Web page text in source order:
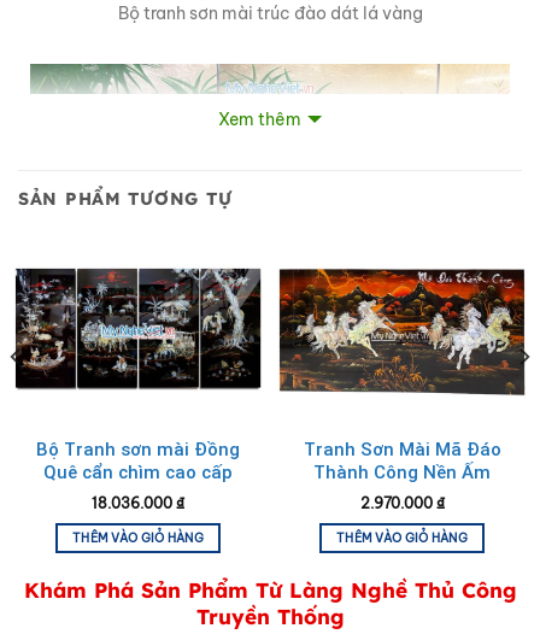
Bộ tranh sơn mài trúc đào dát lá vàng
Bộ tranh sơn mài trúc đào dát lá vàng
Xem thêm
SẢN PHẨM TƯƠNG TỰ
Bộ Tranh sơn mài Đồng
Quê cẩn chìm cao cấp
MNV-TSM612-1
18.036.000 ₫
THÊM VÀO GIỎ HÀNG
Tranh Sơn Mài Mã Đáo
Thành Công Nền Ấm
không khung
2.970.000 ₫
THÊM VÀO GIỎ HÀNG
Khám Phá Sản Phẩm Từ Làng Nghề Thủ Công
Truyền Thống